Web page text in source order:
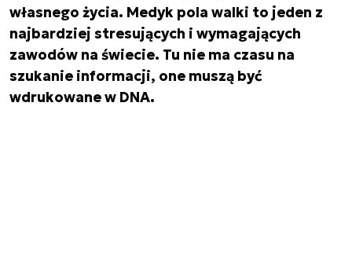
własnego życia. Medyk pola walki to jeden z
najbardziej stresujących i wymagających
zawodów na świecie. Tu nie ma czasu na
szukanie informacji, one muszą być
wdrukowane w DNA.